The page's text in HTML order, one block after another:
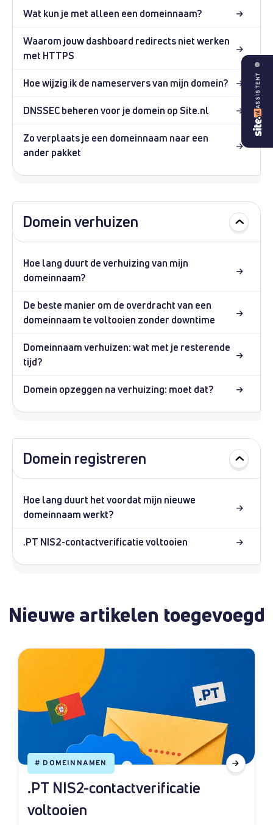
Wat kun je met alleen een domeinnaam?
Waarom jouw dashboard redirects niet werken
met HTTPS
Hoe wijzig ik de nameservers van mijn domein?
DNSSEC beheren voor je domein op Site.nl
Zo verplaats je een domeinnaam naar een
ander pakket
Domein verhuizen
Hoe lang duurt de verhuizing van mijn
domeinnaam?
De beste manier om de overdracht van een
domeinnaam te voltooien zonder downtime
Domeinnaam verhuizen: wat met je resterende
tijd?
Domein opzeggen na verhuizing: moet dat?
Domein registreren
Hoe lang duurt het voordat mijn nieuwe
domeinnaam werkt?
.PT NIS2-contactverificatie voltooien
Nieuwe artikelen toegevoegd
# DOMEINNAMEN
.PT NIS2-contactverificatie
voltooien
ASSISTENT